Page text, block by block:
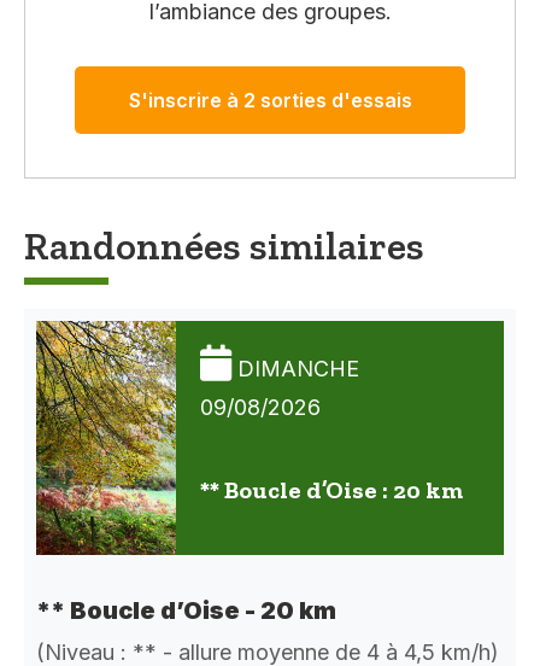
l’ambiance des groupes.
S'inscrire à 2 sorties d'essais
Randonnées similaires
DIMANCHE
09/08/2026
** Boucle d’Oise : 20 km
** Boucle d’Oise - 20 km
(Niveau : ** - allure moyenne de 4 à 4,5 km/h)